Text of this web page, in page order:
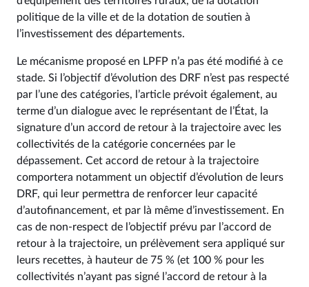
politique de la ville et de la dotation de soutien à
l’investissement des départements.
Le mécanisme proposé en LPFP n’a pas été modifié à ce
stade. Si l’objectif d’évolution des DRF n’est pas respecté
par l’une des catégories, l’article prévoit également, au
terme d’un dialogue avec le représentant de l’État, la
signature d’un accord de retour à la trajectoire avec les
collectivités de la catégorie concernées par le
dépassement. Cet accord de retour à la trajectoire
comportera notamment un objectif d’évolution de leurs
DRF, qui leur permettra de renforcer leur capacité
d’autofinancement, et par là même d’investissement. En
cas de non-respect de l’objectif prévu par l’accord de
retour à la trajectoire, un prélèvement sera appliqué sur
leurs recettes, à hauteur de 75 % (et 100 % pour les
collectivités n’ayant pas signé l’accord de retour à la